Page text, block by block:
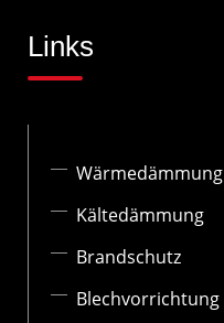
Links
Wärmedämmung
Kältedämmung
Brandschutz
Blechvorrichtung